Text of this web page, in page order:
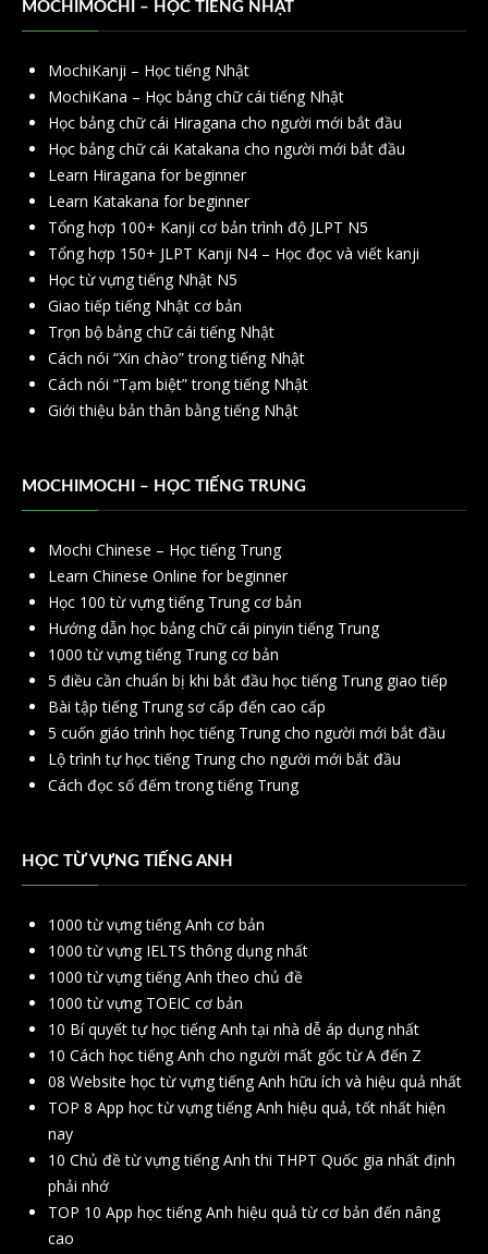
MOCHIMOCHI – HỌC TIẾNG NHẬT
MochiKanji – Học tiếng Nhật
MochiKana – Học bảng chữ cái tiếng Nhật
Học bảng chữ cái Hiragana cho người mới bắt đầu
Học bảng chữ cái Katakana cho người mới bắt đầu
Learn Hiragana for beginner
Learn Katakana for beginner
Tổng hợp 100+ Kanji cơ bản trình độ JLPT N5
Tổng hợp 150+ JLPT Kanji N4 – Học đọc và viết kanji
Học từ vựng tiếng Nhật N5
Giao tiếp tiếng Nhật cơ bản
Trọn bộ bảng chữ cái tiếng Nhật
Cách nói “Xin chào” trong tiếng Nhật
Cách nói “Tạm biệt” trong tiếng Nhật
Giới thiệu bản thân bằng tiếng Nhật
MOCHIMOCHI – HỌC TIẾNG TRUNG
Mochi Chinese – Học tiếng Trung
Learn Chinese Online for beginner
Học 100 từ vựng tiếng Trung cơ bản
Hướng dẫn học bảng chữ cái pinyin tiếng Trung
1000 từ vựng tiếng Trung cơ bản
5 điều cần chuẩn bị khi bắt đầu học tiếng Trung giao tiếp
Bài tập tiếng Trung sơ cấp đến cao cấp
5 cuốn giáo trình học tiếng Trung cho người mới bắt đầu
Lộ trình tự học tiếng Trung cho người mới bắt đầu
Cách đọc số đếm trong tiếng Trung
HỌC TỪ VỰNG TIẾNG ANH
1000 từ vựng tiếng Anh cơ bản
1000 từ vựng IELTS thông dụng nhất
1000 từ vựng tiếng Anh theo chủ đề
1000 từ vựng TOEIC cơ bản
10 Bí quyết tự học tiếng Anh tại nhà dễ áp dụng nhất
10 Cách học tiếng Anh cho người mất gốc từ A đến Z
08 Website học từ vựng tiếng Anh hữu ích và hiệu quả nhất
TOP 8 App học từ vựng tiếng Anh hiệu quả, tốt nhất hiện
nay
10 Chủ đề từ vựng tiếng Anh thi THPT Quốc gia nhất định
phải nhớ
TOP 10 App học tiếng Anh hiệu quả từ cơ bản đến nâng
cao